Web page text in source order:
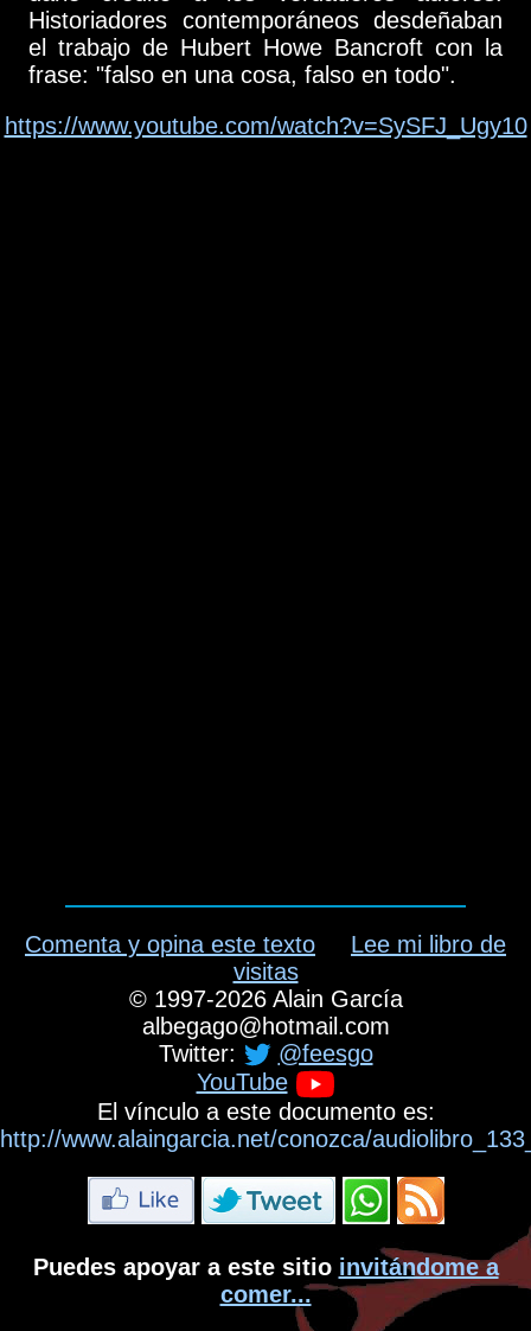
Historiadores contemporáneos desdeñaban
el trabajo de Hubert Howe Bancroft con la
frase: "falso en una cosa, falso en todo".
https://www.youtube.com/watch?v=SySFJ_Ugy10
Comenta y opina este texto
Lee mi libro de
visitas
©1997-2026 Alain García
albegago@hotmail.com
Twitter:
@feesgo
YouTube
El vínculo a este documento es:
http://www.alaingarcia.net/conozca/
Puedes apoyar a este sitio invitándome a
comer...